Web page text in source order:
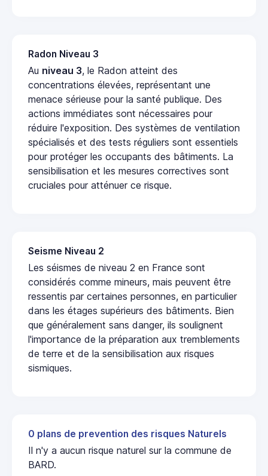
Radon Niveau 3
Au niveau 3, le Radon atteint des
concentrations élevées, représentant une
menace sérieuse pour la santé publique. Des
actions immédiates sont nécessaires pour
réduire l'exposition. Des systèmes de ventilation
spécialisés et des tests réguliers sont essentiels
pour protéger les occupants des bâtiments. La
sensibilisation et les mesures correctives sont
cruciales pour atténuer ce risque.
Seisme Niveau 2
Les séismes de niveau 2 en France sont
considérés comme mineurs, mais peuvent être
ressentis par certaines personnes, en particulier
dans les étages supérieurs des bâtiments. Bien
que généralement sans danger, ils soulignent
l'importance de la préparation aux tremblements
de terre et de la sensibilisation aux risques
sismiques.
0 plans de prevention des risques Naturels
Il n'y a aucun risque naturel sur la commune de
BARD.